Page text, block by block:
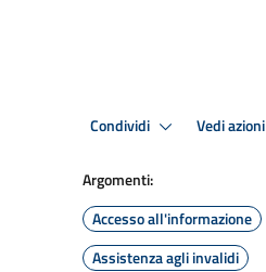
Condividi Vedi azioni
Argomenti:
Accesso all'informazione
Assistenza agli invalidi